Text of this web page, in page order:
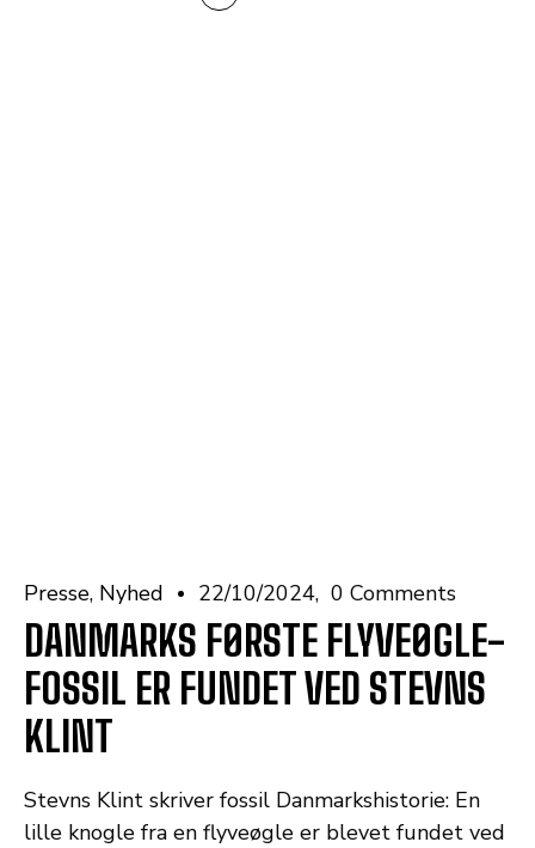
Presse Nyhed 22/10/2024 0 Comments
DANMARKS FØRSTE FLYVEØGLE-
FOSSIL ER FUNDET VED STEVNS
KLINT
Stevns Klint skriver fossil Danmarkshistorie: En
lille knogle fra en flyveøgle er blevet fundet ved